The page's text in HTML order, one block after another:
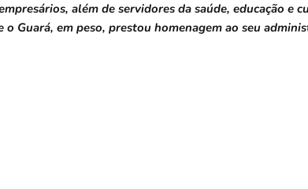
além de servidores da saúde, educação e
Guará, em peso, prestou homenagem ao seu